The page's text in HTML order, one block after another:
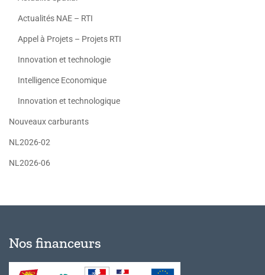
Actualités NAE – RTI
Appel à Projets – Projets RTI
Innovation et technologie
Intelligence Economique
Innovation et technologique
Nouveaux carburants
NL2026-02
NL2026-06
Nos financeurs